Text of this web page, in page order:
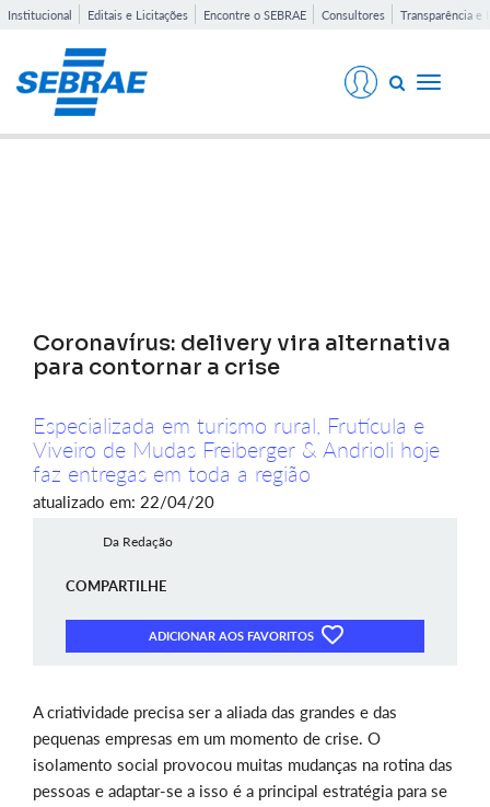
Institucional Editais e Licitações Encontre o SEBRAE Consultores Transparência e
Toggle
Coronavírus: delivery vira alternativa
para contornar a crise
Especializada em turismo rural, Frutícula e
Viveiro de Mudas Freiberger & Andrioli hoje
faz entregas em toda a região
atualizado em: 22/04/20
Da Redação
COMPARTILHE
ADICIONAR AOS FAVORITOS
A criatividade precisa ser a aliada das grandes e das
pequenas empresas em um momento de crise. O
isolamento social provocou muitas mudanças na rotina das
pessoas e adaptar-se a isso é a principal estratégia para se